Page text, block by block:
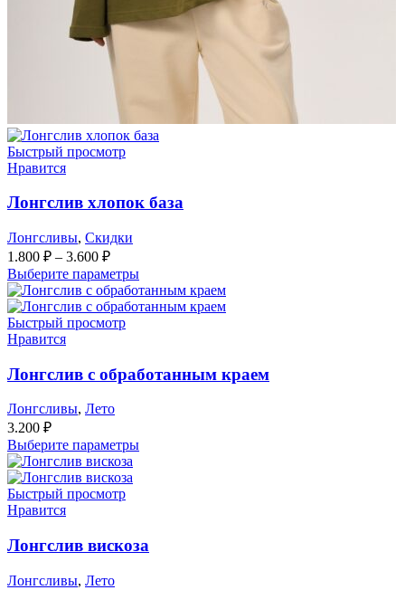
Быстрый просмотр
Нравится
Лонгслив хлопок база
Лонгсливы, Скидки
1.800 ₽ – 3.600 ₽
Выберите параметры
Быстрый просмотр
Нравится
Лонгслив с обработанным краем
Лонгсливы, Лето
3.200 ₽
Выберите параметры
Быстрый просмотр
Нравится
Лонгслив вискоза
Лонгсливы, Лето